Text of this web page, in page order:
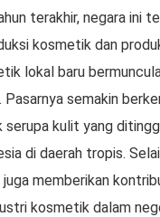
terakhir, negara ini
kosmetik dan
lokal baru
Pasarnya semakin
serupa kulit yang
di daerah tropis.
memberikan
kosmetik dalam